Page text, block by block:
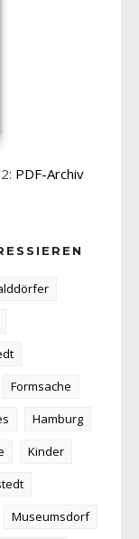
PDF-Archiv
Formsache
Hamburg
Kinder
Museumsdorf